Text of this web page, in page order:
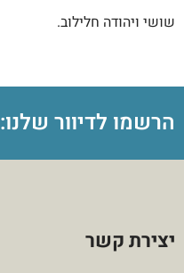
שושי ויהודה חלילוב.
הרשמו לדיוור שלנו:
יצירת קשר